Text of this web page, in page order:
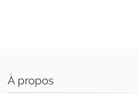
À propos